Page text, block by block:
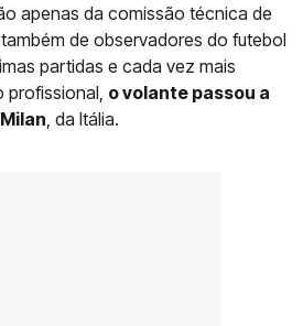
apenas da comissão técnica de
de observadores do futebol
partidas e cada vez mais
o volante passou a
, da Itália.